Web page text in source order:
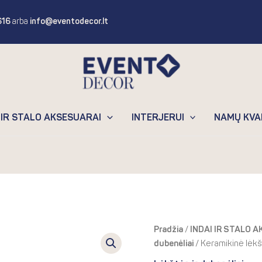
arba info@eventodecor.lt
IR STALO AKSESUARAI INTERJERUI NAMŲ
Pradžia / INDAI IR STALO
dubenėliai / Keramikinė
Original
price
was:
price
is: